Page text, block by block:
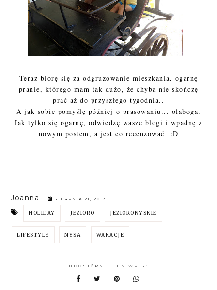
Teraz biorę się za odgruzowanie mieszkania, ogarnę
pranie, którego mam tak dużo, że chyba nie skończę
prać aż do przyszłego tygodnia..
A jak sobie pomyślę później o prasowaniu... olaboga.
Jak tylko się ogarnę, odwiedzę wasze blogi i wpadnę z
nowym postem, a jest co recenzować :D
Joanna SIERPNIA 21, 2017
HOLIDAY JEZIORO JEZIORONYSKIE
LIFESTYLE NYSA WAKACJE
UDOSTĘPNIJ TEN WPIS: